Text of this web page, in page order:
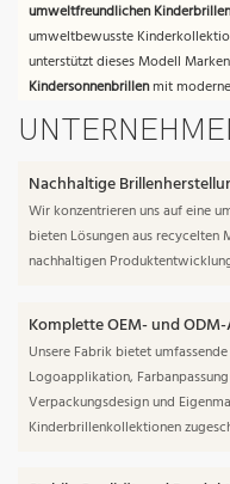
umweltfreundlichen Kinderbrillen
umweltbewusste
unterstützt dieses Modell
Kindersonnenbrillenmit
Nachhaltige
Wir konzentrieren uns auf eine
bieten Lösungen aus
nachhaltigen
Komplette OEM- und
Unsere Fabrik bietet
Logoapplikation,
Verpackungsdesign und
Kinderbrillenkollektionen